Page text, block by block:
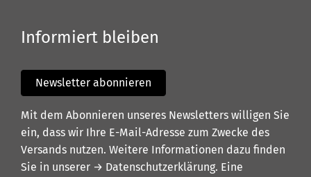
Informiert bleiben
Newsletter abonnieren
Mit dem Abonnieren unseres Newsletters willigen Sie
ein, dass wir Ihre E-Mail-Adresse zum Zwecke des
Versands nutzen. Weitere Informationen dazu finden
Sie in unserer → Datenschutzerklärung. Eine